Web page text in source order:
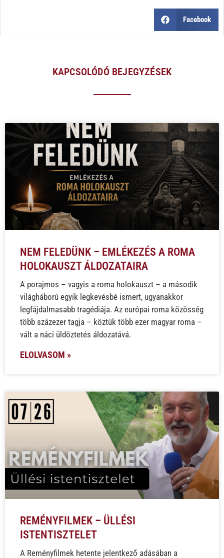
Facebook
KAPCSOLÓDÓ BEJEGYZÉSEK
NEM FELEDÜNK – EMLÉKEZÉS A ROMA
HOLOKAUSZT ÁLDOZATAIRA
A porajmos – vagyis a roma holokauszt – a második
világháború egyik legkevésbé ismert, ugyanakkor
legfájdalmasabb tragédiája. Az európai roma közösség
több százezer tagja – köztük több ezer magyar roma –
vált a náci üldöztetés áldozatává.
ELOLVASOM »
REMÉNYFILMEK – ÜLLÉSI
ISTENTISZTELET
A Reményfilmek hetente jelentkező adásában a